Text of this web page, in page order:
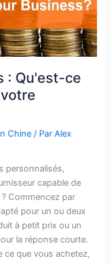
: Qu'est-ce
Chine / ParAlex
personnalisés,
capable de
Commencez par
pour un ou deux
à petit prix ou un
la réponse courte.
ce que vous achetez,